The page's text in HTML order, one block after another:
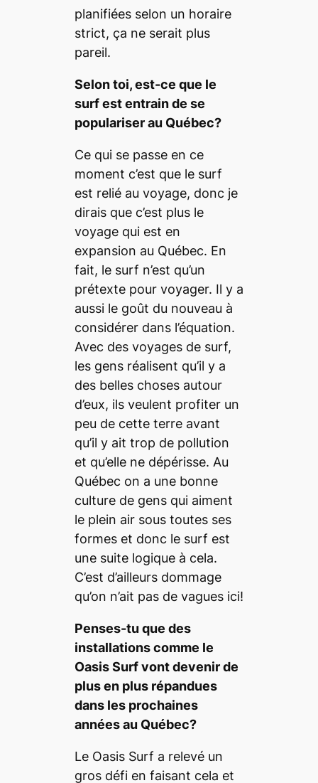
planifiées selon un horaire
strict, ça ne serait plus
pareil.
Selon toi, est-ce que le
surf est entrain de se
populariser au Québec?
Ce qui se passe en ce
moment c’est que le surf
est relié au voyage, donc je
dirais que c’est plus le
voyage qui est en
expansion au Québec. En
fait, le surf n’est qu’un
prétexte pour voyager. Il y a
aussi le goût du nouveau à
considérer dans l’équation.
Avec des voyages de surf,
les gens réalisent qu’il y a
des belles choses autour
d’eux, ils veulent profiter un
peu de cette terre avant
qu’il y ait trop de pollution
et qu’elle ne dépérisse. Au
Québec on a une bonne
culture de gens qui aiment
le plein air sous toutes ses
formes et donc le surf est
une suite logique à cela.
C’est d’ailleurs dommage
qu’on n’ait pas de vagues ici!
Penses-tu que des
installations comme le
Oasis Surf vont devenir de
plus en plus répandues
dans les prochaines
années au Québec?
Le Oasis Surf a relevé un
gros défi en faisant cela et